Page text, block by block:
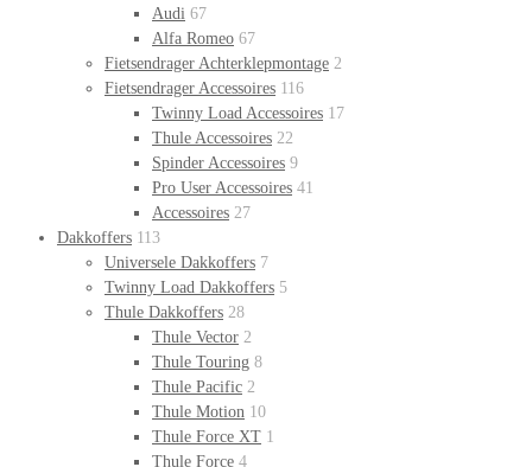
Audi 67
Alfa Romeo 67
Fietsendrager Achterklepmontage 2
Fietsendrager Accessoires 116
Twinny Load Accessoires 17
Thule Accessoires 22
Spinder Accessoires 9
Pro User Accessoires 41
Accessoires 27
Dakkoffers 113
Universele Dakkoffers 7
Twinny Load Dakkoffers 5
Thule Dakkoffers 28
Thule Vector 2
Thule Touring 8
Thule Pacific 2
Thule Motion 10
Thule Force XT 1
Thule Force 4